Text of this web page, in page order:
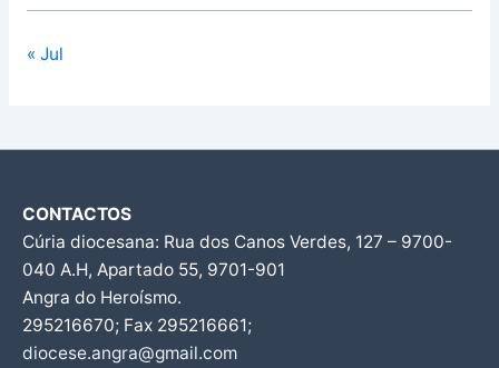
« Jul
CONTACTOS
Cúria diocesana: Rua dos Canos Verdes, 127 – 9700-
040 A.H, Apartado 55, 9701-901
Angra do Heroísmo.
295216670; Fax 295216661;
diocese.angra@gmail.com